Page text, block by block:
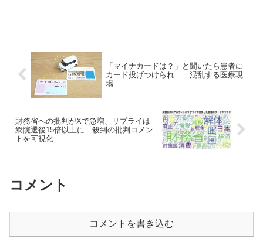
「マイナカードは？」と聞いたら患者に
カード投げつけられ… 混乱する医療現
場
財務省への批判がXで急増、リプライは
衆院選後15倍以上に 殺到の批判コメン
トを可視化
コメント
コメントを書き込む